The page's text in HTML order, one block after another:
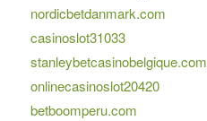
nordicbetdanmark.com
casinoslot31033
stanleybetcasinobelgique.com
onlinecasinoslot20420
betboomperu.com